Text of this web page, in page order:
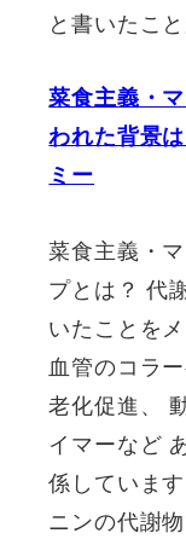
と書いたこ
菜食主義・
われた背景
ミー
菜食主義・
プとは？ 代
いたことを
血管のコラ
老化促進、
イマーなど
係していま
ニンの代謝